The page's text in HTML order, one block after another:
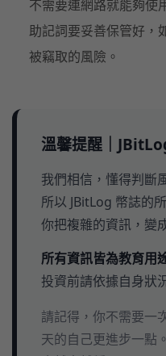
不需要連網路就能夠使
助記詞要妥善保管好，
被竊取的風險。
溫馨提醒｜
我們相信，懂得判斷
所以 JBitLog 幣誌的
你把複雜的資訊，變
所有資訊皆為教育用
投資前請依據自身狀
請記得，你不需要一
天的自己更進步一點